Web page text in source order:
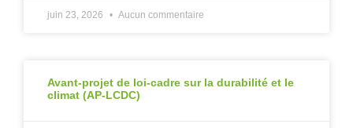
juin 23, 2026 Aucun commentaire
Avant-projet de loi-cadre sur la durabilité et le
climat (AP-LCDC)